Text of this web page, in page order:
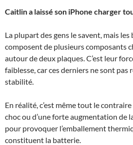
Caitlin a laissé son iPhone charger
La plupart des gens le savent, mais
composent de plusieurs composants
autour de deux plaques. C’est leur
faiblesse, car ces derniers ne sont pas
stabilité.
En réalité, c’est même tout le
choc ou d’une forte augmentation de
pour provoquer l’emballement
constituent la batterie.